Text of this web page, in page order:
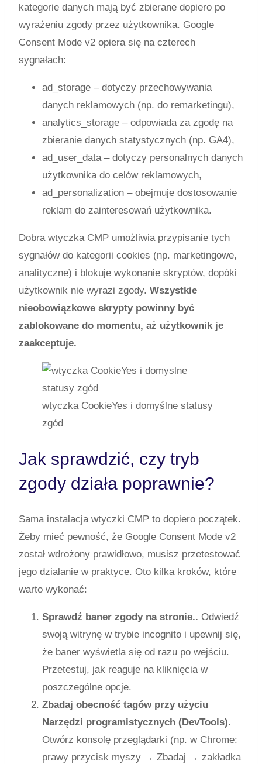
kategorie danych mają być zbierane dopiero po
wyrażeniu zgody przez użytkownika. Google
Consent Mode v2 opiera się na czterech
sygnałach:
ad_storage – dotyczy przechowywania
danych reklamowych (np. do remarketingu),
analytics_storage – odpowiada za zgodę na
zbieranie danych statystycznych (np. GA4),
ad_user_data– dotyczy personalnych danych
użytkownika do celów reklamowych,
ad_personalization – obejmuje dostosowanie
reklam do zainteresowań użytkownika.
Dobra wtyczka CMP umożliwia przypisanie tych
sygnałów do kategorii cookies (np. marketingowe,
analityczne) i blokuje wykonanie skryptów, dopóki
użytkownik nie wyrazi zgody. Wszystkie
nieobowiązkowe skrypty powinny być
zablokowane do momentu, aż użytkownik je
zaakceptuje.
wtyczka CookieYes i domyślne statusy
zgód
Jak sprawdzić, czy tryb
zgody działa poprawnie?
Sama instalacja wtyczki CMP to dopiero początek.
Żeby mieć pewność, że Google Consent Mode v2
został wdrożony prawidłowo, musisz przetestować
jego działanie w praktyce. Oto kilka kroków, które
warto wykonać:
Sprawdź baner zgody na stronie.. Odwiedź
swoją witrynę w trybie incognito i upewnij się,
że baner wyświetla się od razu po wejściu.
Przetestuj, jak reaguje na kliknięcia w
poszczególne opcje.
Zbadaj obecność tagów przy użyciu
Narzędzi programistycznych (DevTools).
Otwórz konsolę przeglądarki (np. w Chrome:
prawy przycisk myszy → Zbadaj → zakładka